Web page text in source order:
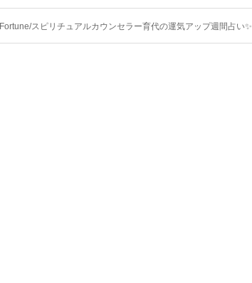
Fortune/スピリチュアルカウンセラー育代の運気アップ週間占い✨